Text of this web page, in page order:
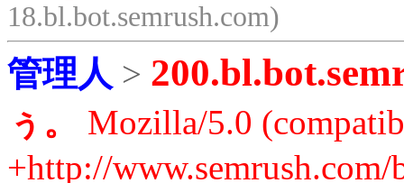
18.bl.bot.semrush.com)
管理人 >
ぅ。
Mozilla/5.0
+http://